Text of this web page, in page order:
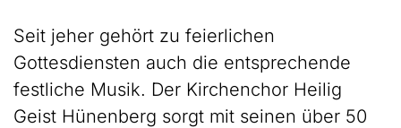
Seit jeher gehört zu feierlichen
Gottesdiensten auch die entsprechende
festliche Musik. Der Kirchenchor Heilig
Geist Hünenberg sorgt mit seinen über 50